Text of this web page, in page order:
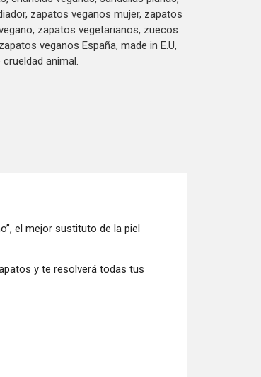
zapatos veganos mujer, zapatos
zapatos vegetarianos, zuecos
veganos España, made in E.U,
animal.
el mejor sustituto de la piel
y te resolverá todas tus